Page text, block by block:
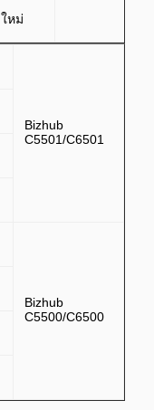
ใหม่
Bizhub
C5501/C6501
Bizhub
C5500/C6500